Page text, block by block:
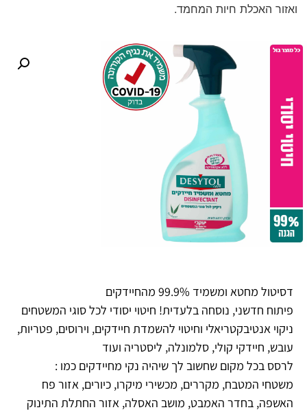
ואזור האכלת חיות המחמד.
דסיטול מחטא ומשמיד 99.9% מהחיידקים
פיתוח חדשני, נוסחה בלעדית! חיטוי יסודי לכל סוגי המשטחים
ניקוי אנטיבקטריאלי וחיטוי להשמדת חיידקים, וירוסים, פטריות,
עובש, חיידקי קולי, סלמונלה, ליסטריה ועוד
לרסס בכל מקום שחשוב לך שיהיה נקי מחיידקים כמו :
משטחי המטבח, מקררים, מכשירי מיקרו, כיורים, אזור פח
האשפה, בחדר האמבט, מושב האסלה, אזור החתלת התינוק